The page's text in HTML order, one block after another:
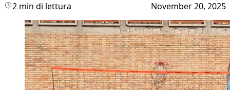
2 min di lettura November 20, 2025